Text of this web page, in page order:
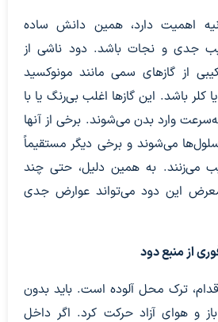
اهمیت دارد، همین دانش ساده
جدی و نجات باشد. دود ناشی از
از گاز‌های سمی مانند مونوکسید
کلر باشد. این گاز‌ها اغلب بی‌رنگ یا با
وارد بدن می‌شوند. برخی از آنها
می‌شوند و برخی دیگر مستقیماً
می‌زنند. به همین دلیل، حتی چند
معرض این دود می‌تواند عوارض جدی
از منبع دود
ترک محل آلوده است. باید بدون
و هوای آزاد حرکت کرد. اگر داخل